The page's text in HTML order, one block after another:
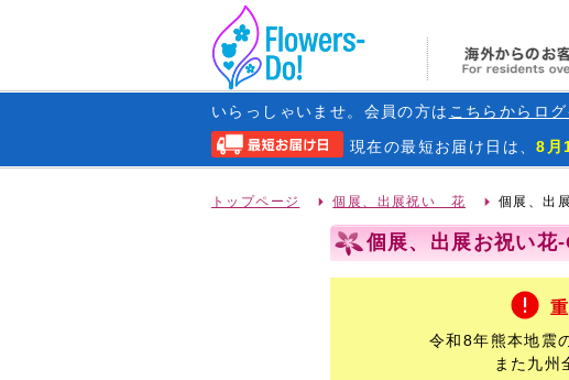
いらっしゃいませ。会員の方は こちらからロ
現在の最短お届け日 は、8月
トップページ 個展、出展祝い 花 個展、出
個展、出展お祝い
令和8年熊本地震
また九州